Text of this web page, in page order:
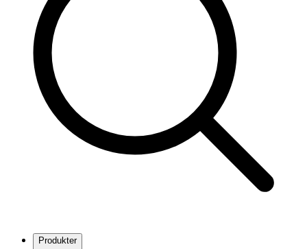
Produkter